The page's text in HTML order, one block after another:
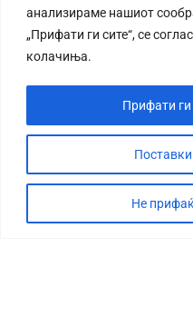
анализираме нашиот
„Прифати ги сите“, се
колачиња.
Не
Прифати